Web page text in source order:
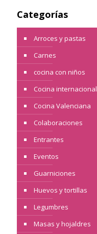
Categorías
Arroces y pastas
Carnes
cocina con niños
Cocina internacional
Cocina Valenciana
Colaboraciones
Entrantes
Eventos
Guarniciones
Huevos y tortillas
Legumbres
Masas y hojaldres